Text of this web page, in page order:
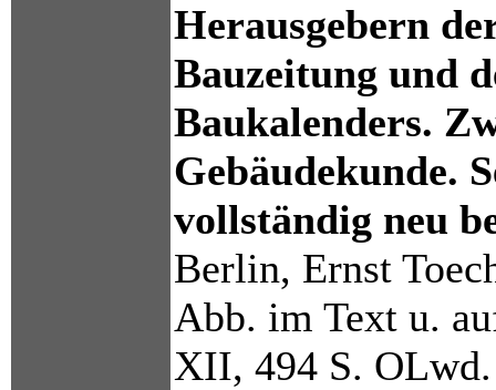
Herausgebern
Bauzeitung und
Baukalenders.
Gebäudekunde.
vollständig neu
Berlin, Ernst
Abb. im Text u.
XII, 494 S.